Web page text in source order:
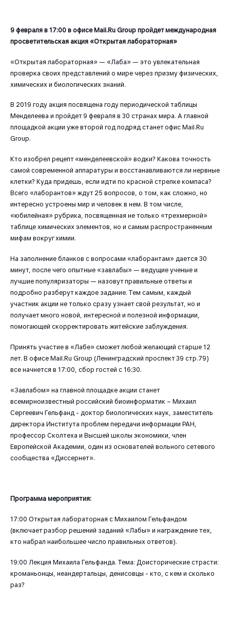
9 февраля в 17:00 в офисеMail.Ru Group пройдет международная
просветительская акция «Открытая лабораторная»
«Открытая лабораторная» — «Лаба» — это увлекательная
проверка своих представлений о мире через призму физических,
химических и биологических знаний.
В 2019 году акция посвящена году периодической таблицы
Менделеева и пройдет 9 февраля в 30 странах мира. А главной
площадкой акции уже второй год подряд станет офис Mail.Ru
Group.
Кто изобрел рецепт «менделеевской» водки? Какова точность
самой современной аппаратуры и восстанавливаются ли нервные
клетки? Куда придешь, если идти по красной стрелке компаса?
Всего «лаборантов» ждут 25 вопросов, о том, как сложно, но
интересно устроены мир и человек в нем. В том числе,
«юбилейная» рубрика, посвященная не только «трехмерной»
таблице химических элементов, но и самым распространенным
мифам вокруг химии.
На заполнение бланков с вопросами «лаборантам» дается 30
минут, после чего опытные «завлабы» — ведущие ученые и
лучшие популяризаторы — назовут правильные ответы и
подробно разберут каждое задание. Тем самым, каждый
участник акции не только сразу узнает свой результат, но и
получает много новой, интересной и полезной информации,
помогающей скорректировать житейские заблуждения.
Принять участие в «Лабе» сможет любой желающий старше 12
лет. В офисе Mail.Ru Group (Ленинградский проспект 39 стр.79)
все начнется в 17:00, сбор гостей с 16:30.
«Завлабом» на главной площадке акции станет
всемирноизвестный российский биоинформатик – Михаил
Сергеевич Гельфанд - доктор биологических наук, заместитель
директора Института проблем передачи информации РАН,
профессор Сколтеха и Высшей школы экономики, член
Европейской Академии, один из основателей вольного сетевого
сообщества «Диссернет».
Программа мероприятия:
17:00 Открытая лабораторная с Михаилом Гельфандом
(включает разбор решений заданий «Лабы» и награждение тех,
кто набрал наибольшее число правильных ответов).
19:00 Лекция Михаила Гельфанда. Тема: Доисторические страсти:
кроманьонцы, неандертальцы, денисовцы - кто, с кем и сколько
раз?